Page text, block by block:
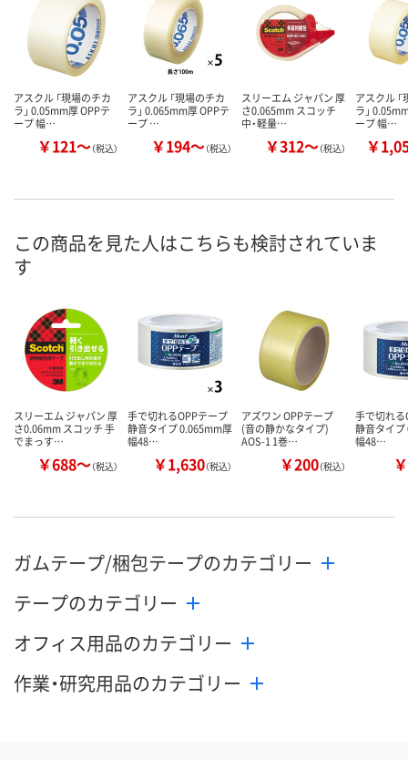
アスクル 「現場のチカ
ラ」 0.05mm厚 OPPテ
ープ 幅…
￥121～（税込）
アスクル 「現場のチカ
ラ」 0.065mm厚 OPPテ
ープ …
￥194～（税込）
スリーエム ジャパン 厚
さ0.065mm スコッチ
中・軽量…
￥312～（税込）
アスクル
ラ」
ープ 幅…
￥
この商品を見た人はこちらも検討されていま
す
スリーエム ジャパン 厚
さ0.06mm スコッチ 手
でまっす…
￥688～（税込）
手で切れるOPPテープ
静音タイプ 0.065mm厚
幅48…
￥1,630（税込）
アズワン OPPテープ
(音の静かなタイプ)
AOS-1 1巻…
￥200（税込）
手で切れる
静音タイ
幅48…
ガムテープ/梱包テープのカテゴリー
テープのカテゴリー
オフィス用品のカテゴリー
作業・研究用品のカテゴリー